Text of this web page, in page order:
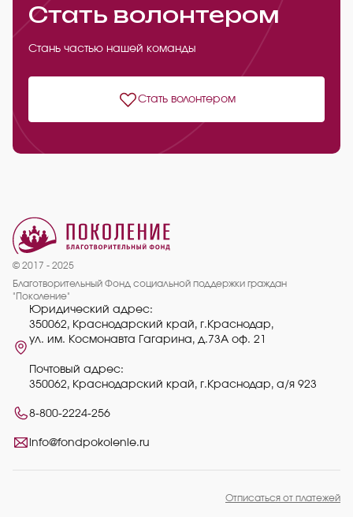
Стать волонтером
Стань частью нашей команды
Стать волонтером
© 2017 - 2025
Благотворительный Фонд социальной поддержки граждан
"Поколение"
Юридический адрес:
350062, Краснодарский край, г.Краснодар,
ул. им. Космонавта Гагарина, д.73А оф. 21
Почтовый адрес:
350062, Краснодарский край, г.Краснодар, а/я 923
8-800-2224-256
info@fondpokolenie.ru
Отписаться от платежей